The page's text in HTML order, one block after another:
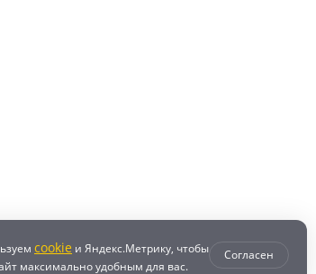
cookie и Яндекс.Метрику, чтобы
максимально удобным для вас.
Согласен